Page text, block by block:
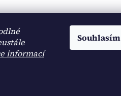
informací
Souhlasím